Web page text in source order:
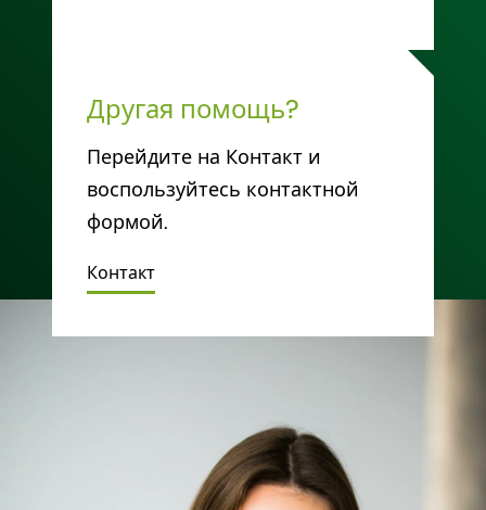
Другая помощь?
Перейдите на Контакт и
воспользуйтесь контактной
формой.
Контакт